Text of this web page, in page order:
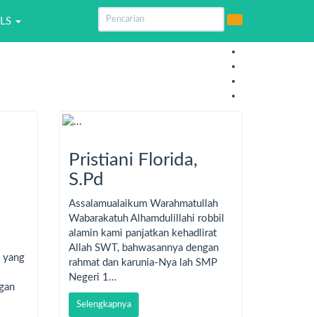
yang
Pristiani Florida,
S.Pd
Assalamualaikum Warahmatullah
Wabarakatuh Alhamdulillahi robbil
alamin kami panjatkan kehadlirat
Allah SWT, bahwasannya dengan
rahmat dan karunia-Nya lah SMP
Negeri 1…
Selengkapnya